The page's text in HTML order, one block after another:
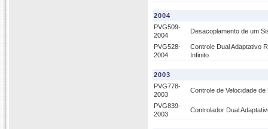
2004
PVG509-
2004
Desacoplamento de um
PVG528-
2004
Controle Dual Adaptativo
Infinito
2003
PVG778-
2003
Controle de Velocidade
PVG839-
2003
Controlador Dual